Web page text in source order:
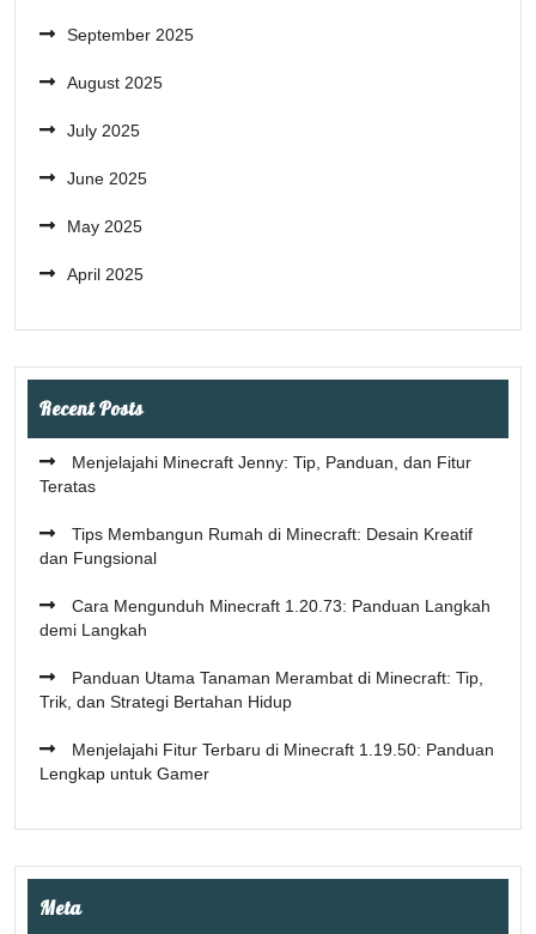
September 2025
August 2025
July 2025
June 2025
May 2025
April 2025
Recent Posts
Menjelajahi Minecraft Jenny: Tip, Panduan, dan Fitur
Teratas
Tips Membangun Rumah di Minecraft: Desain Kreatif
dan Fungsional
Cara Mengunduh Minecraft 1.20.73: Panduan Langkah
demi Langkah
Panduan Utama Tanaman Merambat di Minecraft: Tip,
Trik, dan Strategi Bertahan Hidup
Menjelajahi Fitur Terbaru di Minecraft 1.19.50: Panduan
Lengkap untuk Gamer
Meta